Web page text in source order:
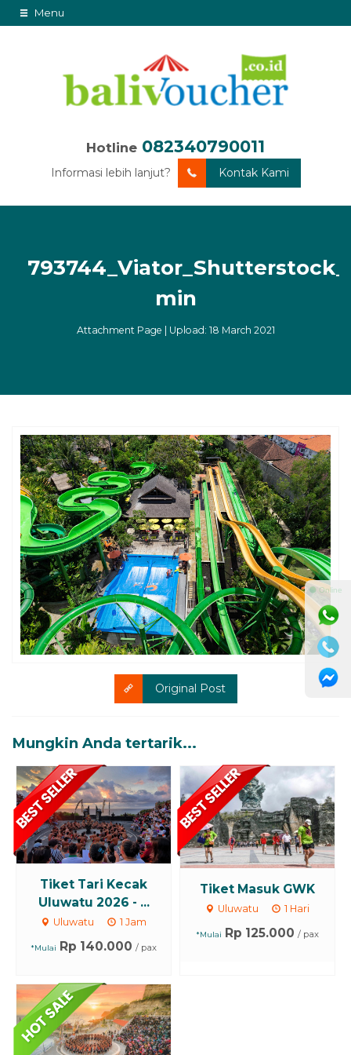
Menu
Hotline 082340790011
Informasi lebih lanjut? Kontak Kami
min
Attachment Page | Upload: 18 March 2021
Original Post
Mungkin Anda tertarik...
Tiket Tari Kecak
Uluwatu 2026 - ...
Uluwatu 1 Jam
*Mulai Rp 140.000 / pax
Tiket Masuk GWK
Uluwatu 1 Hari
*Mulai Rp 125.000 / pax
⚫ Online